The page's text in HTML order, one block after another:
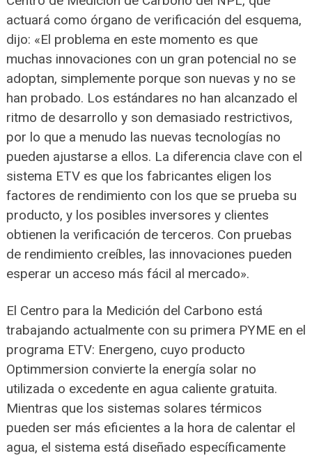
actuará como órgano de verificación del esquema,
dijo: «El problema en este momento es que
muchas innovaciones con un gran potencial no se
adoptan, simplemente porque son nuevas y no se
han probado. Los estándares no han alcanzado el
ritmo de desarrollo y son demasiado restrictivos,
por lo que a menudo las nuevas tecnologías no
pueden ajustarse a ellos. La diferencia clave con el
sistema ETV es que los fabricantes eligen los
factores de rendimiento con los que se prueba su
producto, y los posibles inversores y clientes
obtienen la verificación de terceros. Con pruebas
de rendimiento creíbles, las innovaciones pueden
esperar un acceso más fácil al mercado».
El Centro para la Medición del Carbono está
trabajando actualmente con su primera PYME en el
programa ETV: Energeno, cuyo producto
Optimmersion convierte la energía solar no
utilizada o excedente en agua caliente gratuita.
Mientras que los sistemas solares térmicos
pueden ser más eficientes a la hora de calentar el
agua, el sistema está diseñado específicamente